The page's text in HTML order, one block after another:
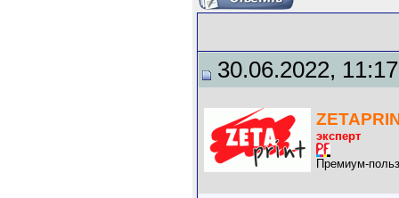
30.06.2022, 11:17
эксперт
Премиум-